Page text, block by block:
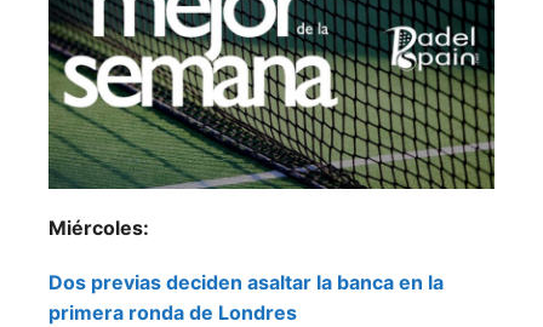
Miércoles:
Dos previas deciden asaltar la banca en la
primera ronda de Londres